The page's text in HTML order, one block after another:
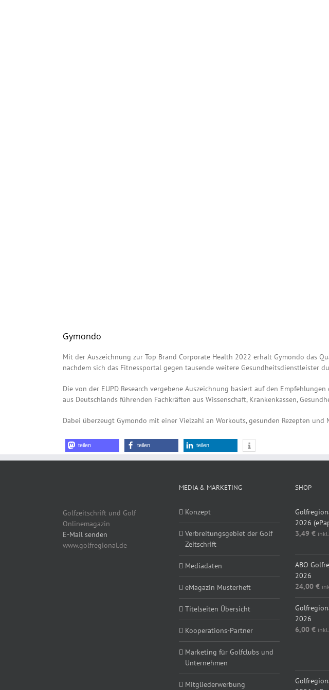
Gymondo
Mit der Auszeichnung zur Top Brand Corporate Health 2022 erhält Gymondo das
nachdem sich das Fitnessportal gegen tausende weitere Gesundheitsdienstleister
Die von der EUPD Research vergebene Auszeichnung basiert auf den
aus Deutschlands führenden Fachkräften aus Wissenschaft, Krankenkassen,
Dabei überzeugt Gymondo mit einer Vielzahl an Workouts, gesunden Rezepten
teilen teilen teilen
Golfzeitschrift und Golf
Onlinemagazin
E-Mail senden
www.golfregional.de
MEDIA & MARKETING
Konzept
Verbreitungsgebiet der Golf
Zeitschrift
Mediadaten
eMagazin Musterheft
Titelseiten Übersicht
Kooperations-Partner
Marketing für Golfclubs und
Unternehmen
Mitgliederwerbung
SHOP
2026
3,49 €
ABO
2026
24,00 €
2026
6,00 €